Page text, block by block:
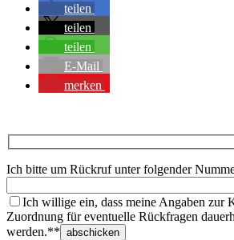
teilen
teilen
teilen
E-Mail
merken
Ich bitte um Rückruf unter folgender
Ich willige ein, dass meine Angaben zur
Zuordnung für eventuelle Rückfragen
werden.**